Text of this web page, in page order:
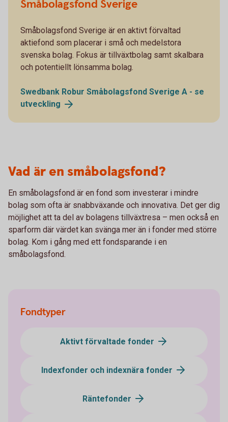
Småbolagsfond Sverige
Småbolagsfond Sverige är en aktivt förvaltad
aktiefond som placerar i små och medelstora
svenska bolag. Fokus är tillväxtbolag samt skalbara
och potentiellt lönsamma bolag.
Swedbank Robur Småbolagsfond Sverige A - se
utveckling
Vad är en småbolagsfond?
En småbolagsfond är en fond som investerar i mindre
bolag som ofta är snabbväxande och innovativa. Det ger dig
möjlighet att ta del av bolagens tillväxtresa – men också en
sparform där värdet kan svänga mer än i fonder med större
bolag. Kom i gång med ett fondsparande i en
småbolagsfond.
Fondtyper
Aktivt förvaltade fonder
Indexfonder och indexnära fonder
Räntefonder